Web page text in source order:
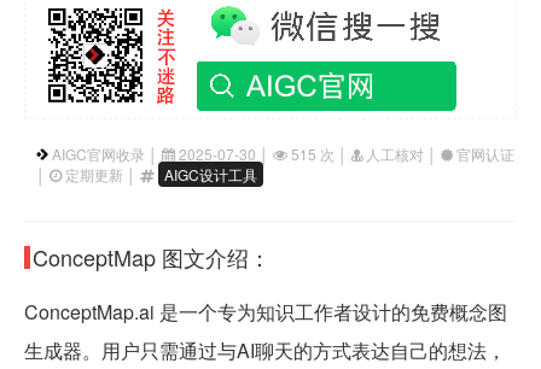
AIGC官网收录 │ 2025-07-30 │ 515 次 │ 人工核对 │
官网认证
│
定期更新 │ AIGC设计工具
ConceptMap 图文介绍：
ConceptMap.ai 是一个专为知识工作者设计的免费概念图
生成器。用户只需通过与AI聊天的方式表达自己的想法，